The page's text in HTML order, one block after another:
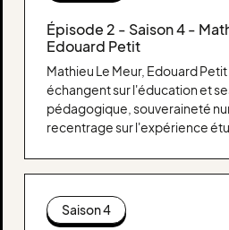
Épisode 2 - Saison 4 -
Edouard Petit
Mathieu Le Meur, Edouard
échangent sur l'éducation et
pédagogique, souveraineté
recentrage sur l'expérience
Saison 4